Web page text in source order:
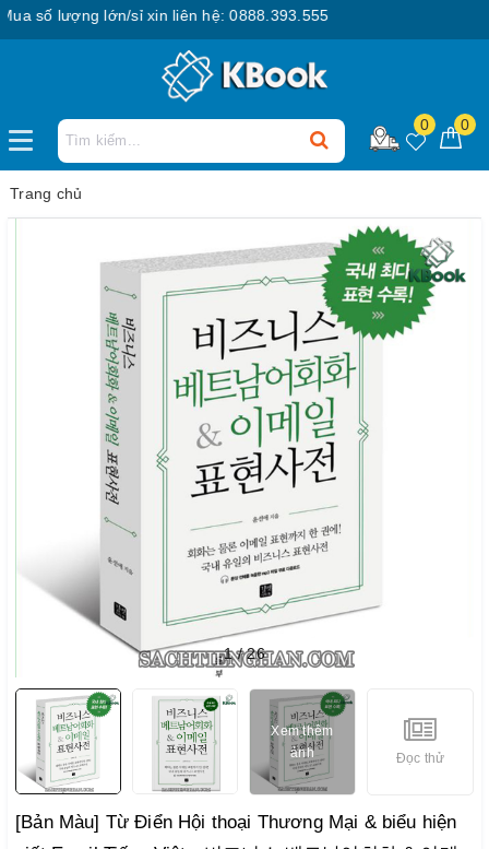
số lượng lớn/sỉ xin liên hệ: 0888.393.555
0 0
Trang chủ
1/26
Xem thêm
ảnh
Đọc thử
[Bản Màu] Từ Điển Hội thoại Thương Mại & biểu hiện